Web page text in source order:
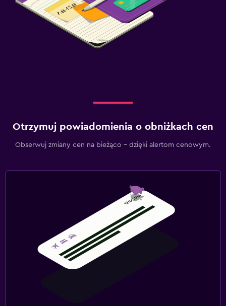
Otrzymuj powiadomienia o obniżkach cen
Obserwuj zmiany cen na bieżąco – dzięki alertom cenowym.